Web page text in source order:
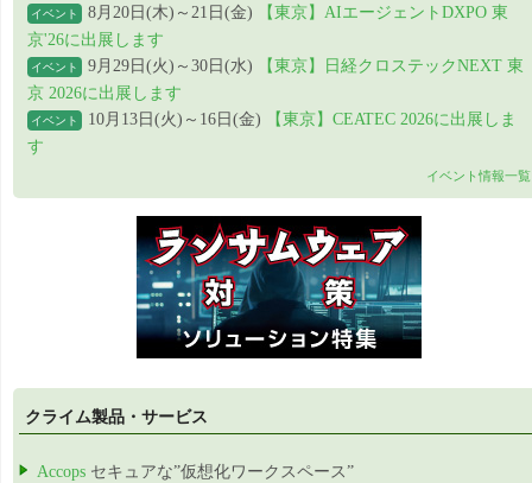
イベント 8月20日(木)～21日(金)
【東京】AIエージェントDXPO 東
京'26に出展します
イベント 9月29日(火)～30日(水)
【東京】日経クロステックNEXT 東
京 2026に出展します
イベント 10月13日(火)～16日(金)
【東京】CEATEC 2026に出展しま
す
イベント情報一覧
クライム製品・サービス
Accops セキュアな”仮想化ワークスペース”